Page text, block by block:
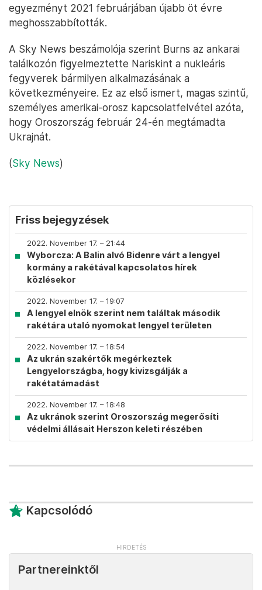
egyezményt 2021 februárjában újabb öt évre
meghosszabbították.
A Sky News beszámolója szerint Burns az ankarai
találkozón figyelmeztette Nariskint a nukleáris
fegyverek bármilyen alkalmazásának a
következményeire. Ez az első ismert, magas szintű,
személyes amerikai-orosz kapcsolatfelvétel azóta,
hogy Oroszország február 24-én megtámadta
Ukrajnát.
(Sky News)
Friss bejegyzések
2022. November 17. – 21:44
Wyborcza: A Balin alvó Bidenre várt a lengyel
kormány a rakétával kapcsolatos hírek
közlésekor
2022. November 17. – 19:07
A lengyel elnök szerint nem találtak második
rakétára utaló nyomokat lengyel területen
2022. November 17. – 18:54
Az ukrán szakértők megérkeztek
Lengyelországba, hogy kivizsgálják a
rakétatámadást
2022. November 17. – 18:48
Az ukránok szerint Oroszország megerősíti
védelmi állásait Herszon keleti részében
Kapcsolódó
Partnereinktől